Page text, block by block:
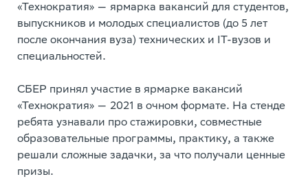
«Технократия» — ярмарка вакансий для студентов,
выпускников и молодых специалистов (до 5 лет
после окончания вуза) технических и IT-вузов и
специальностей.
СБЕР принял участие в ярмарке вакансий
«Технократия» — 2021 в очном формате. На стенде
ребята узнавали про стажировки, совместные
образовательные программы, практику, а также
решали сложные задачки, за что получали ценные
призы.